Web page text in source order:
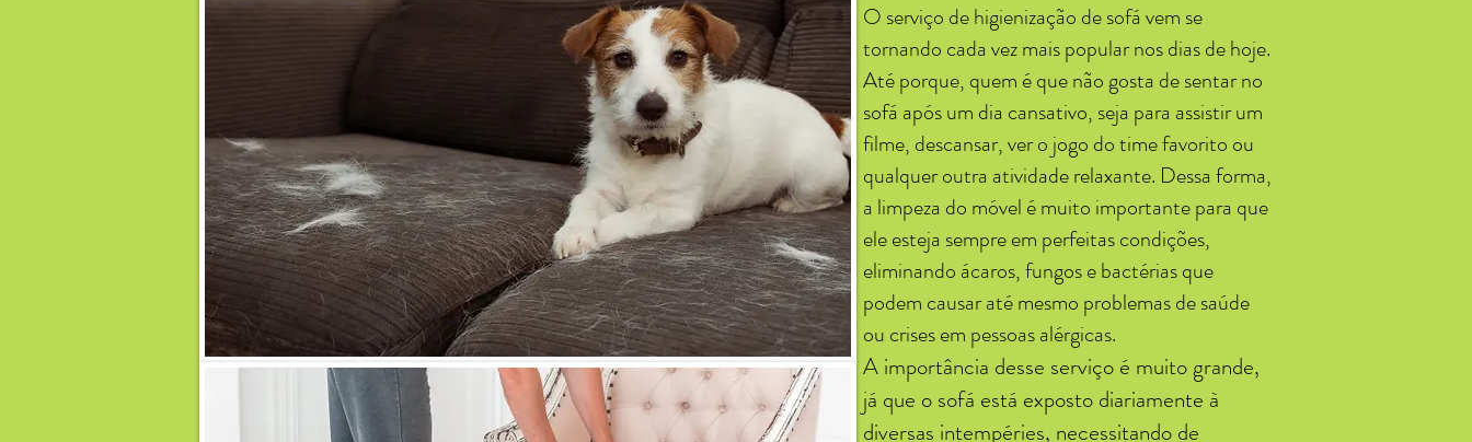
O serviço de higienização de sofá vem se
tornando cada vez mais popular nos dias de hoje.
Até porque, quem é que não gosta de sentar no
sofá após um dia cansativo, seja para assistir um
filme, descansar, ver o jogo do time favorito ou
qualquer outra atividade relaxante. Dessa forma,
a limpeza do móvel é muito importante para que
ele esteja sempre em perfeitas condições,
eliminando ácaros, fungos e bactérias que
podem causar até mesmo problemas de saúde
ou crises em pessoas alérgicas.
A importância desse serviço é muito grande,
já que o sofá está exposto diariamente à
diversas intempéries, necessitando de